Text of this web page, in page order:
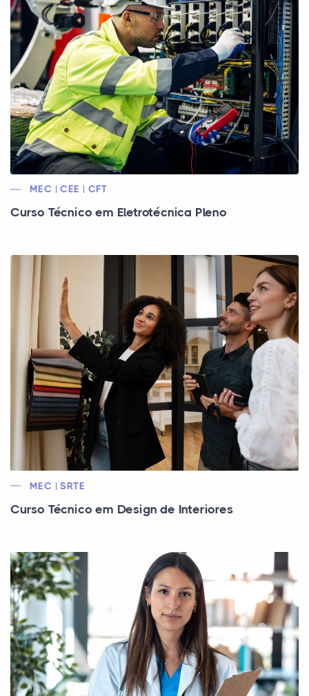
MEC | CEE | CFT
Curso Técnico em Eletrotécnica Pleno
MEC | SRTE
Curso Técnico em Design de Interiores